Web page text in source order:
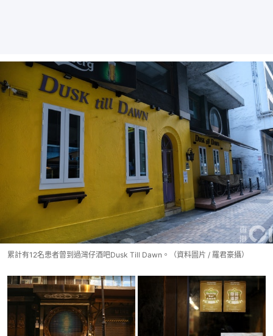
累計有12名患者曾到過灣仔酒吧Dusk Till Dawn。（資料圖片 / 羅君豪攝）